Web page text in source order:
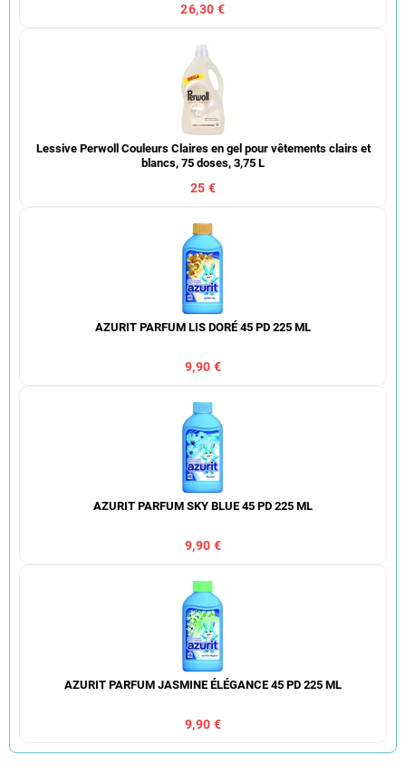
26,30 €
Lessive Perwoll Couleurs Claires en gel pour vêtements clairs et
blancs, 75 doses, 3,75 L
25 €
AZURIT PARFUM LIS DORÉ 45 PD 225 ML
9,90 €
AZURIT PARFUM SKY BLUE 45 PD 225 ML
9,90 €
AZURIT PARFUM JASMINE ÉLÉGANCE 45 PD 225 ML
9,90 €